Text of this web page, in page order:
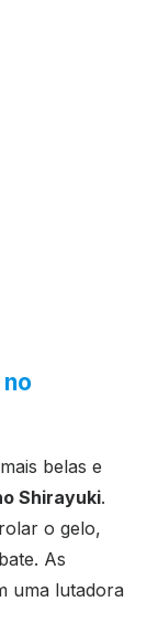
belas e
Shirayuki.
o gelo,
As
uma lutadora